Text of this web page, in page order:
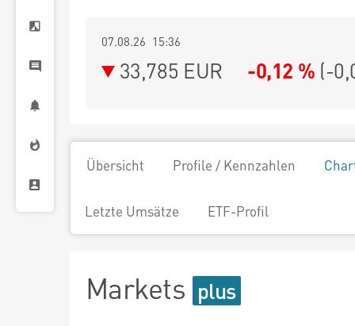
07.08.26 15:36
33,785 EUR -0,12 % (-
Übersicht Profile / Kennzahlen
Letzte Umsätze ETF-Profil
Markets